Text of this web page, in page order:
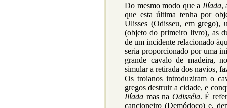
Do mesmo modo que a Ilíada,
que esta última tenha por
Ulisses (Odisseu, em grego),
(objeto do primeiro livro), as
de um incidente relacionado
seria proporcionado por uma
grande cavalo de madeira,
simular a retirada dos navios,
Os troianos introduziram o
gregos destruir a cidade, e
Ilíada mas na Odisséia. É
cancioneiro (Demódoco) e,